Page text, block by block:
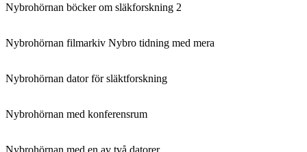
Nybrohörnan böcker om släkforskning 2
Nybrohörnan filmarkiv Nybro tidning med mera
Nybrohörnan dator för släktforskning
Nybrohörnan med konferensrum
Nybrohörnan med en av två datorer